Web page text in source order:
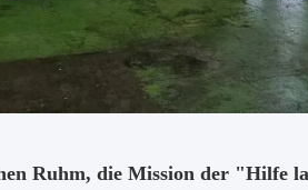
Ruhm, die Mission der "Hilfe